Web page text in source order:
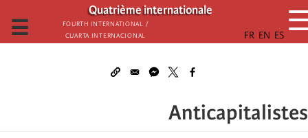
تجاوز
إلى
المحتوى
Quatrième internationale
Fourth International /
Cuarta Internacional
☰
Anticapitalistes